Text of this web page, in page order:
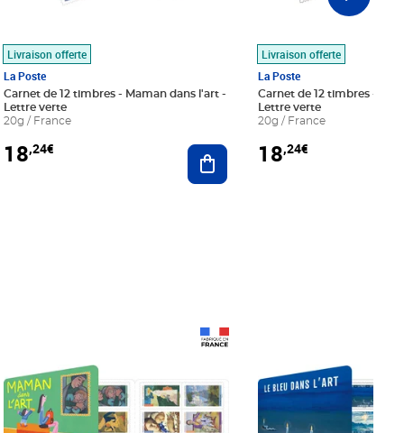
au panier
Livraison offerte
La Poste
Carnet de 12 timbres - Maman dans l'art -
Lettre verte
20g / France
18,24€ Ajouter au panier
Livraison offerte
La Poste
Carnet de 12 timbres - Le
Lettre verte
20g / France
18,24€